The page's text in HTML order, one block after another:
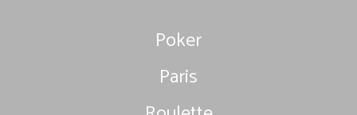
Poker
Paris